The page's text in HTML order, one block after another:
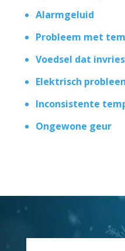
Alarmgeluid
Probleem met
Voedsel dat
Elektrisch
Inconsistente
Ongewone geur